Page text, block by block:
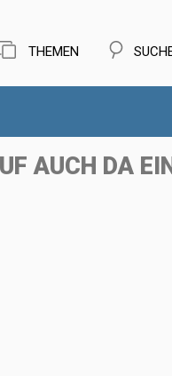
THEMEN
AUCH DA